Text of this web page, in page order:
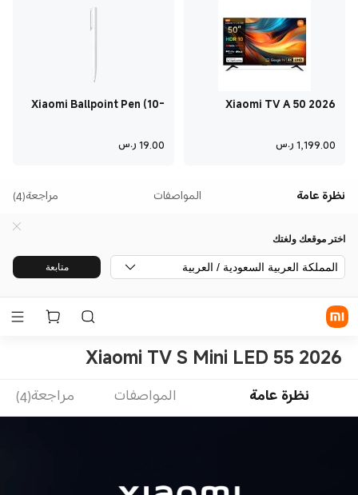
Xiaomi TV A 50 2026
1,199.00 ر.س
Xiaomi Ballpoint Pen (10-
19.00 ر.س
نظرة عامة المواصفات مراجعة(4)